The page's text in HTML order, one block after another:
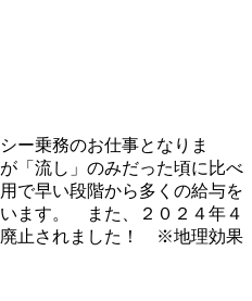
ー乗務のお仕事となりま
「流し」のみだった頃に比べ
で早い段階から多くの給与を
ます。 また、２０２４年４
廃止されました！ ※地理効果